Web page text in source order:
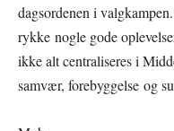
dagsordenen i
rykke nogle gode
ikke alt centraliseres i
samvær, forebyggelse og